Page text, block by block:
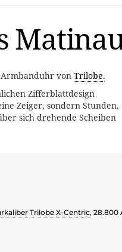
von Trilobe.
Zifferblattdesign
Zeiger, sondern Stunden,
sich drehende Scheiben
Trilobe X-Centric, 28.800